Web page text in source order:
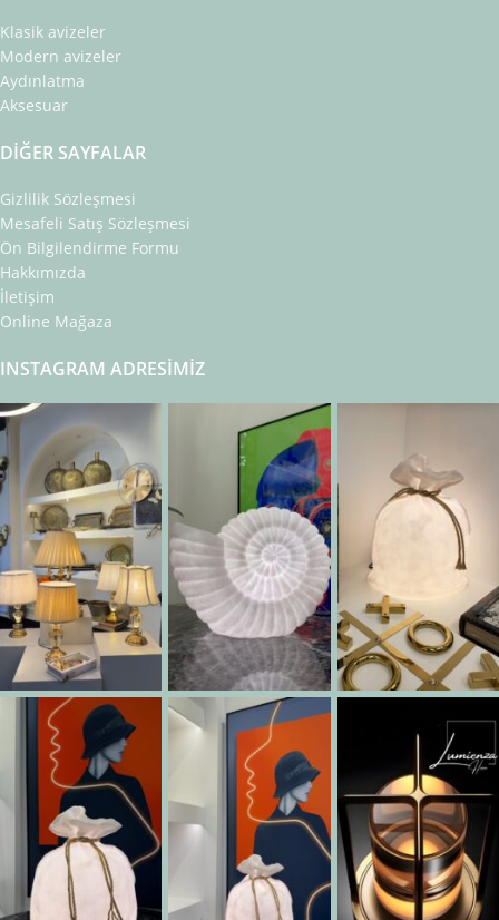
Klasik avizeler
Modern avizeler
Aydınlatma
Aksesuar
DIĞER SAYFALAR
Gizlilik Sözleşmesi
Mesafeli Satış Sözleşmesi
Ön Bilgilendirme Formu
Hakkımızda
İletişim
Online Mağaza
INSTAGRAM ADRESIMIZ